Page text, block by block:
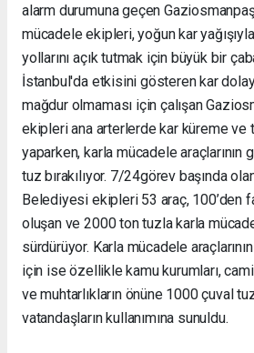
alarm durumuna geçen
mücadele ekipleri, yoğun kar
yollarını açık tutmak için büyük bir
İstanbul'da etkisini gösteren kar
mağdur olmaması için çalışan
ekipleri ana arterlerde kar küreme ve
yaparken, karla mücadele
tuz bırakılıyor. 7/24görev başında
Belediyesi ekipleri 53 araç, 100’den
oluşan ve 2000 ton tuzla karla
sürdürüyor. Karla mücadele
için ise özellikle kamu kurumları,
ve muhtarlıkların önüne 1000 çuval
vatandaşların kullanımına sunuldu.